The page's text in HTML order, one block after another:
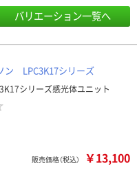
バリエーション一覧へ
ン LPC3K17シリーズ
シリーズ感光体ユニット
販売価格（税込） ￥13,100